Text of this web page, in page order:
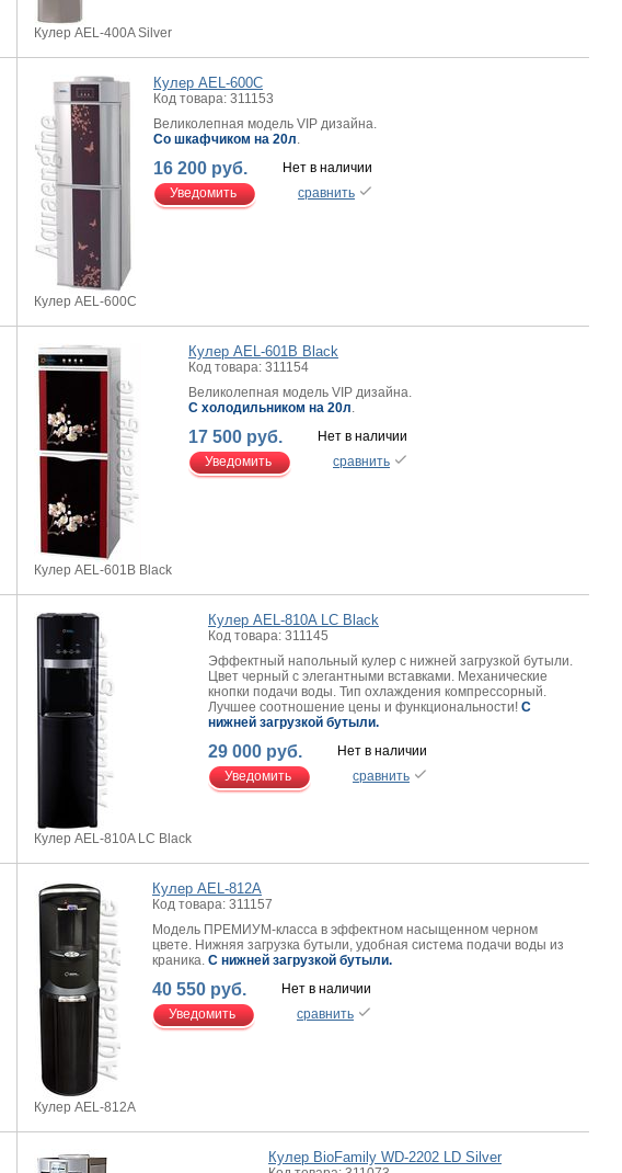
Кулер AEL-400A Silver
Кулер AEL-600C
Кулер AEL-600C
Код товара: 311153
Великолепная модель VIP дизайна.
Со шкафчиком на 20л
Нет в наличии
16 200 руб.
сравнить
Уведомить
Кулер AEL-601B Вlack
Кулер AEL-601B Вlack
Код товара: 311154
Великолепная модель VIP дизайна.
С холодильником на 20л
Нет в наличии
17 500 руб.
сравнить
Уведомить
Кулер AEL-810A LC Black
Кулер AEL-810A LC Black
Код товара: 311145
Эффектный напольный кулер с нижней загрузкой бутыли.
Цвет черный с элегантными вставками. Механические
кнопки подачи воды. Тип охлаждения компрессорный.
Лучшее соотношение цены и функциональности! C
нижней загрузкой бутыли.
Нет в наличии
29 000 руб.
сравнить
Уведомить
Кулер AEL-812A
Кулер AEL-812A
Код товара: 311157
Модель ПРЕМИУМ-класса в эффектном насыщенном черном
цвете. Нижняя загрузка бутыли, удобная система подачи воды из
краника. C нижней загрузкой бутыли.
Нет в наличии
40 550 руб.
сравнить
Уведомить
Кулер BioFamily WD-2202 LD Silver